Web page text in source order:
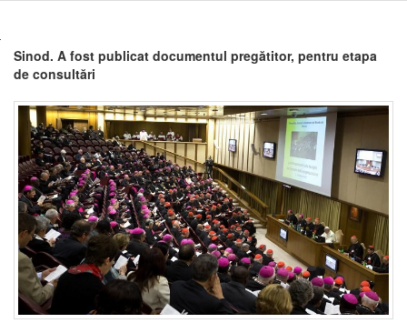
Sinod. A fost publicat documentul pregătitor, pentru etapa
de consultări